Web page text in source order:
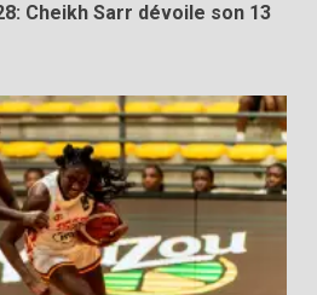
Cheikh Sarr dévoile son 13